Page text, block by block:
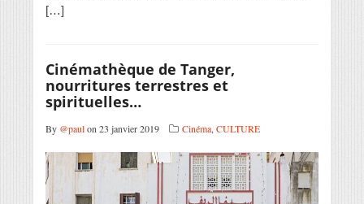
[…]
Cinémathèque de Tanger,
nourritures terrestres et
spirituelles…
By @paulon 23 janvier 2019 Cinéma, CULTURE